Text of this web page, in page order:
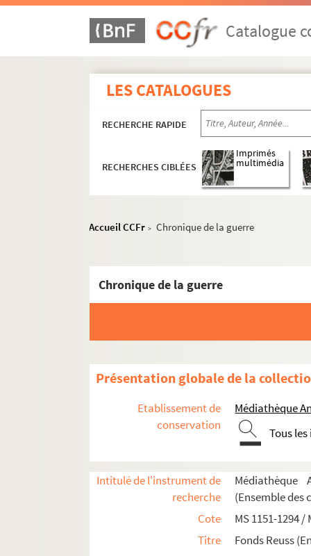
Catalogue
LES CATALOGUES
RECHERCHE RAPIDE
RECHERCHES CIBLÉES
Imprimés
multimédia
Accueil CCFr > Chronique de la guerre
Chronique de la guerre
Présentation globale de la
Etablissement de
conservation
Médiathèque
Tous
Intitulé de l'instrument de
recherche
Médiathèque
(Ensemble des
Cote
MS 1151-1294 /
Titre
Fonds Reuss
MS 1151-1155. Le Saint-Empire Romain
MS 1156-1183. La politique française en
MS 1184-1186. Histoire d'Alsace
MS 1187-1191. Alsatiques divers
MS 1192-1198. L'Alsace au XVII
MS 1199-1203. Notes sur Ernest de Mansfeld
MS 1204. L'Alsace pendant la Révolution
MS 1205-1240. Histoire de la Révolution en